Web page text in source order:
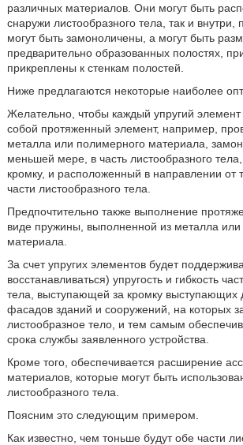
различных материалов. Они могут быть
снаружи листообразного тела, так и внутри,
могут быть замоноличены, а могут быть
предварительно образованных полостях,
прикреплены к стенкам полостей.
Ниже предлагаются некоторые наиболее
Желательно, чтобы каждый упругий
собой протяженный элемент, например,
металла или полимерного материала,
меньшей мере, в часть листообразного
кромку, и расположенный в направлении от
части листообразного тела.
Предпочтительно также выполнение
виде пружины, выполненной из металла
материала.
За счет упругих элементов будет
восстанавливаться) упругость и гибкость
тела, выступающей за кромку выступающих
фасадов зданий и сооружений, на которых
листообразное тело, и тем самым
срока службы заявленного устройства.
Кроме того, обеспечивается расширение
материалов, которые могут быть
листообразного тела.
Поясним это следующим примером.
Как известно, чем тоньше будут обе части